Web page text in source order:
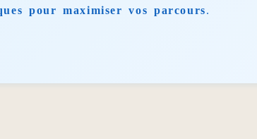
pour maximiser vos parcours.